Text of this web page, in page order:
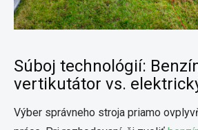
Súboj technológií:
vertikutátor vs.
Výber správneho stroja priamo